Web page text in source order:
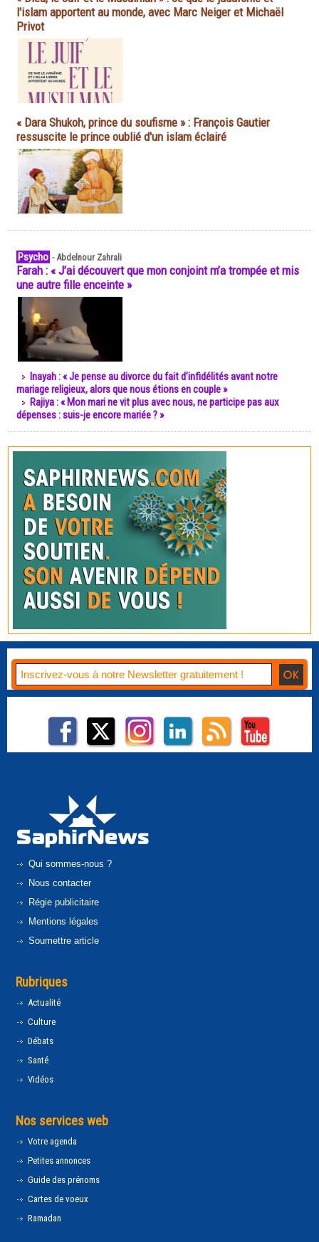
l'islam apportent au monde, avec Marc Neiger et Michaël
Privot
« Dara Shukoh, prince du soufisme » : François Gautier
ressuscite le prince oublié d'un islam éclairé
Psycho -Abdelnour Zahrali
Farah : « J’ai découvert que mon conjoint m’a trompée et mis
une autre fille enceinte »
Inayah : « Je pense au divorce du fait d’infidélités avant notre
mariage religieux, alors que nous étions en couple »
Rajiya : « Mon mari ne vit plus avec nous, ne participe pas aux
dépenses : suis-je encore mariée ? »
Qui sommes-nous ?
Nous contacter
Régie publicitaire
Mentions légales
Soumettre article
Rubriques
Actualité
Culture
Débats
Santé
Vidéos
Nos services web
Votre agenda
Petites annonces
Guide des prénoms
Cartes de voeux
Ramadan